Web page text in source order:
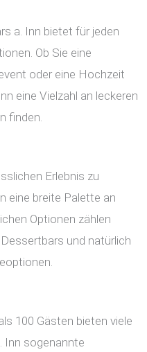
a. Inn bietet für jeden
Ob Sie eine
oder eine Hochzeit
eine Vielzahl an leckeren
finden.
Erlebnis zu
eine breite Palette an
Optionen zählen
und natürlich
100 Gästen bieten viele
Inn sogenannte